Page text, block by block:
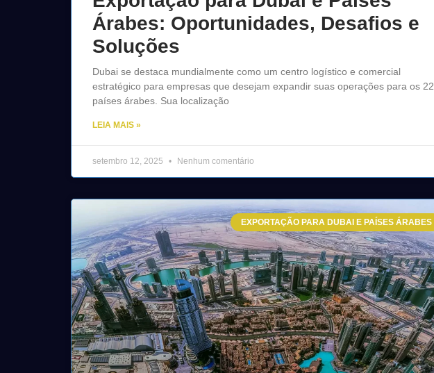
Árabes: Oportunidades, Desafios e
Soluções
Dubai se destaca mundialmente como um centro logístico e comercial
estratégico para empresas que desejam expandir suas operações para os 22
países árabes. Sua localização
LEIA MAIS »
setembro 12, 2025 Nenhum comentário
EXPORTAÇÃO PARA DUBAI E PAÍSES ÁRABES